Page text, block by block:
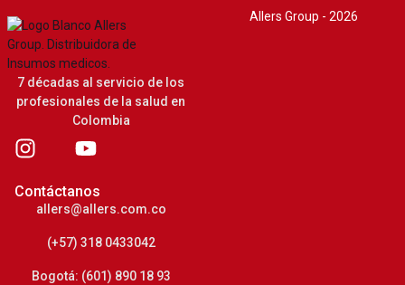
7 décadas al servicio de los
profesionales de la salud en
Colombia
Contáctanos
allers@allers.com.co
(+57) 318 0433042
Bogotá: (601) 890 18 93
Allers Group - 2026